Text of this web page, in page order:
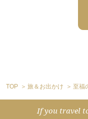
TOP 旅＆お出かけ 至福
If you travel